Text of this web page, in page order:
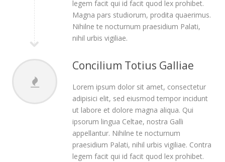
legem facit qui id facit quod lex prohibet.
Magna pars studiorum, prodita quaerimus.
Nihilne te nocturnum praesidium Palati,
nihil urbis vigiliae.
Concilium Totius Galliae
Lorem ipsum dolor sit amet, consectetur
adipisici elit, sed eiusmod tempor incidunt
ut labore et dolore magna aliqua. Qui
ipsorum lingua Celtae, nostra Galli
appellantur. Nihilne te nocturnum
praesidium Palati, nihil urbis vigiliae. Contra
legem facit qui id facit quod lex prohibet.